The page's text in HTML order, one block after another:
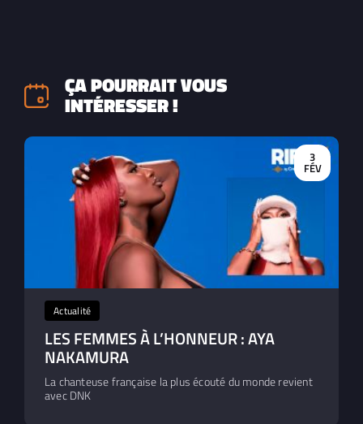
ÇA POURRAIT VOUS
INTÉRESSER !
3
FÉV
Actualité
LES FEMMES À L’HONNEUR : AYA
NAKAMURA
La chanteuse française la plus écouté du monde revient
avec DNK